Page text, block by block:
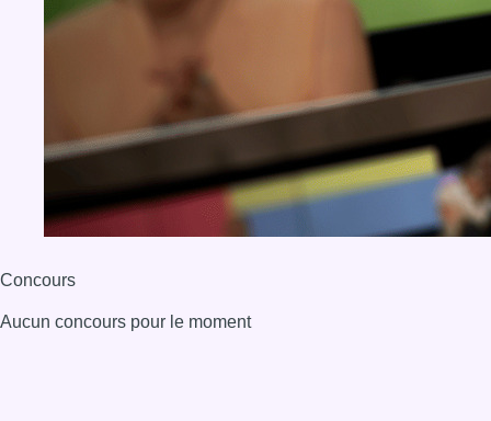
Concours
Aucun concours pour le moment